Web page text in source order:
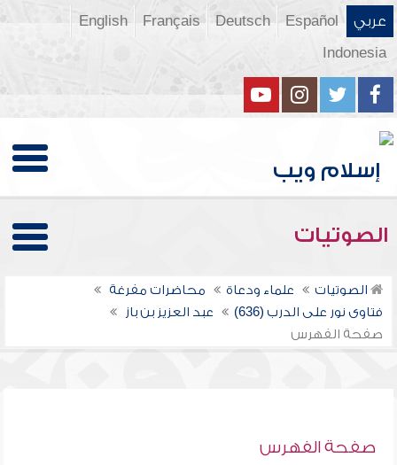
عربي Español
Deutsch
Français
English
Indonesia
الصوتيات
الصوتيات علماء ودعاة
محاضرات مفرغة
فتاوى نور على الدرب (636)
عبد العزيز بن باز
صفحة الفهرس
صفحة الفهرس